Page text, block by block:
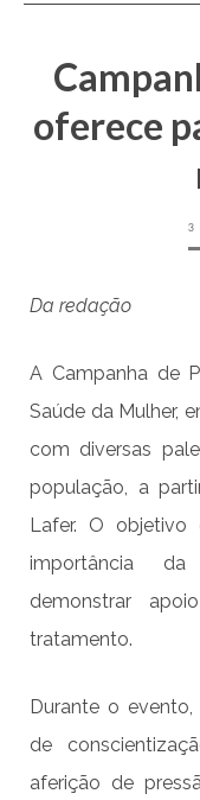
oferece
3
Da redação
A Campanha de
Saúde da Mulher,
com diversas
população, a
Lafer. O
importância
demonstrar
tratamento.
Durante o
de
aferição de